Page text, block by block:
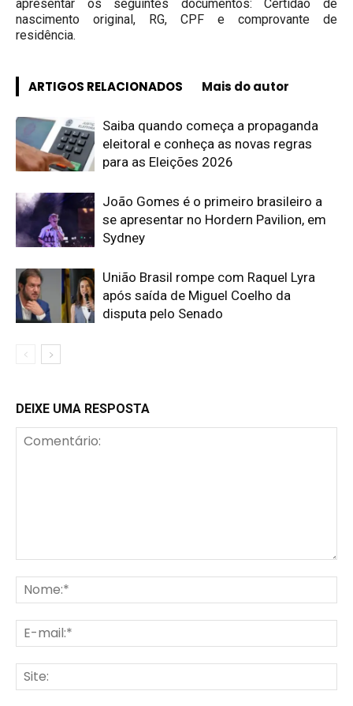
apresentar os seguintes documentos: Certidão de
nascimento original, RG, CPF e comprovante de
residência.
ARTIGOS RELACIONADOS Mais do autor
Saiba quando começa a propaganda
eleitoral e conheça as novas regras
para as Eleições 2026
João Gomes é o primeiro brasileiro a
se apresentar no Hordern Pavilion, em
Sydney
União Brasil rompe com Raquel Lyra
após saída de Miguel Coelho da
disputa pelo Senado
DEIXE UMA RESPOSTA